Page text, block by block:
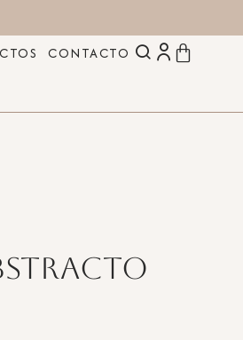
CONTACTO